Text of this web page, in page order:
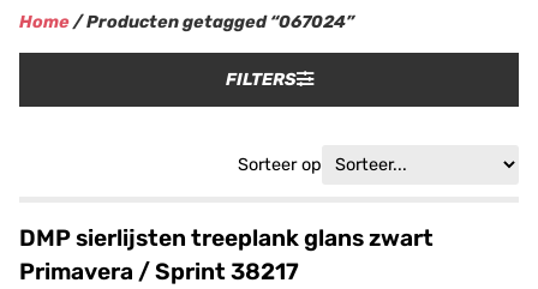
Home/ Producten getagged “067024”
FILTERS
Sorteer op
DMP sierlijsten treeplank glans zwart
Primavera / Sprint 38217